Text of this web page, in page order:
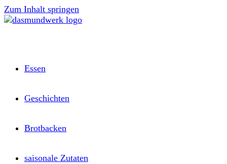
Zum Inhalt springen
Essen
Geschichten
Brotbacken
saisonale Zutaten